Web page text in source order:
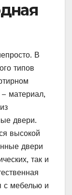
В
типов
материал,
двери.
высокой
двери
так и
с мебелью и